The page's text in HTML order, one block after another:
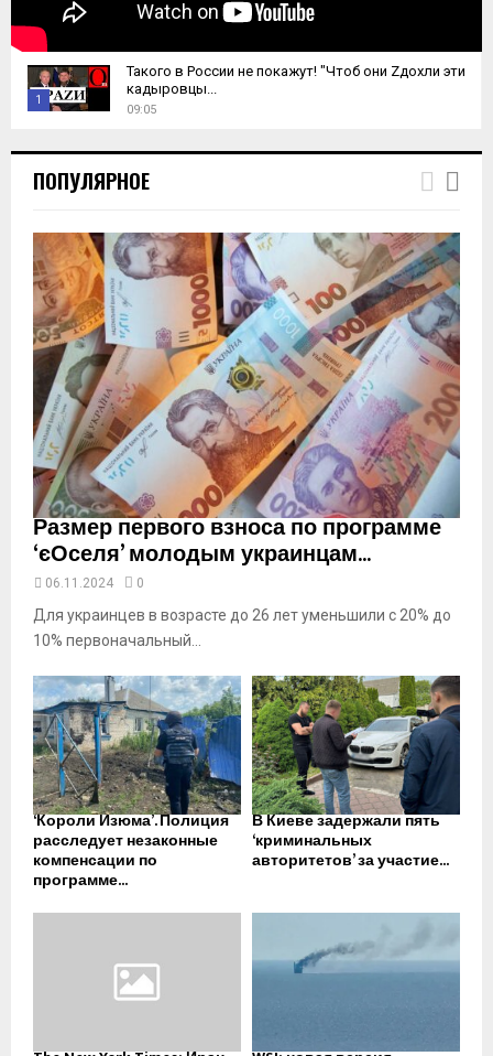
1
h
u
a
y
u
e
Такого в России не покажут! "Чтоб они Zдохли эти
кадыровцы...
09:05
ПОПУЛЯРНОЕ
Размер первого взноса по программе
‘єОселя’ молодым украинцам...
06.11.2024 0
Для украинцев в возрасте до 26 лет уменьшили с 20% до
10% первоначальный...
‘Короли Изюма’. Полиция
расследует незаконные
компенсации по
программе...
В Киеве задержали пять
‘криминальных
авторитетов’ за участие...